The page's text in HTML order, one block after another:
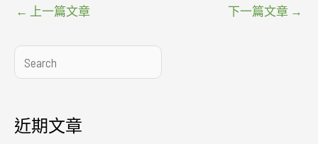
← 上一篇文章 下一篇文章 →
搜
尋
近期文章